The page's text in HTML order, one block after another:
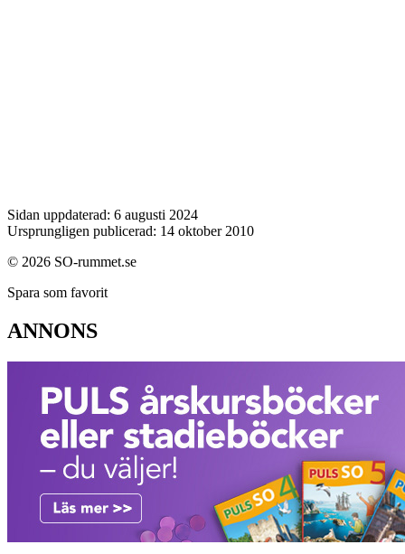
Sidan uppdaterad: 6 augusti 2024
Ursprungligen publicerad: 14 oktober 2010
© 2026 SO-rummet.se
Spara som favorit
ANNONS